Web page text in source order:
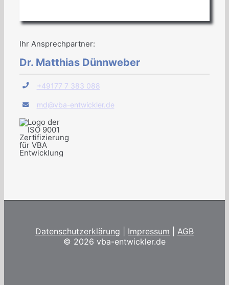
Ihr Ansprechpartner:
Dr. Matthias Dünnweber
+49177 7 383 088
md@vba-entwickler.de
Datenschutzerklärung Impressum
AGB
© 2026 vba-entwickler.de